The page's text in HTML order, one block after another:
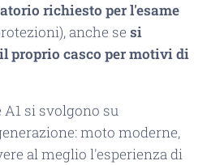
richiesto per l'esame
anche se si
proprio casco per motivi di
A1 si svolgono su
moto moderne,
al meglio l'esperienza di